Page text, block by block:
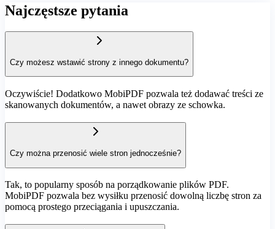
Najczęstsze pytania
Czy możesz wstawić strony z innego dokumentu?
Oczywiście! Dodatkowo MobiPDF pozwala też dodawać treści ze
skanowanych dokumentów, a nawet obrazy ze schowka.
Czy można przenosić wiele stron jednocześnie?
Tak, to popularny sposób na porządkowanie plików PDF.
MobiPDF pozwala bez wysiłku przenosić dowolną liczbę stron za
pomocą prostego przeciągania i upuszczania.